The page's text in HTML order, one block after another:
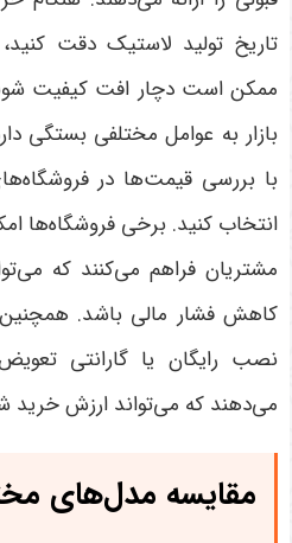
تاریخ تولید لاستیک دقت
ممکن است دچار افت کیفیت
بازار به عوامل مختلفی بستگی
با بررسی قیمت‌ها در
انتخاب کنید. برخی فروشگاه‌ها
مشتریان فراهم می‌کنند که
کاهش فشار مالی باشد.
نصب رایگان یا گارانتی
می‌دهند که می‌تواند ارزش خرید
مقایسه مدل‌های